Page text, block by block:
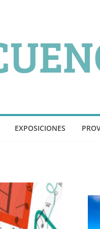
EXPOSICIONES